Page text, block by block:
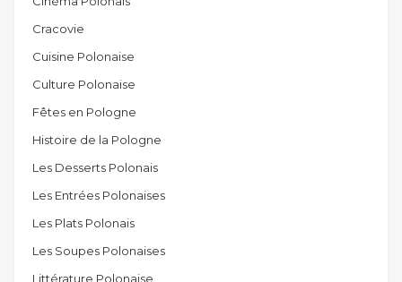
Cracovie
Cuisine Polonaise
Culture Polonaise
Fêtes en Pologne
Histoire de la Pologne
Les Desserts Polonais
Les Entrées Polonaises
Les Plats Polonais
Les Soupes Polonaises
Littérature Polonaise